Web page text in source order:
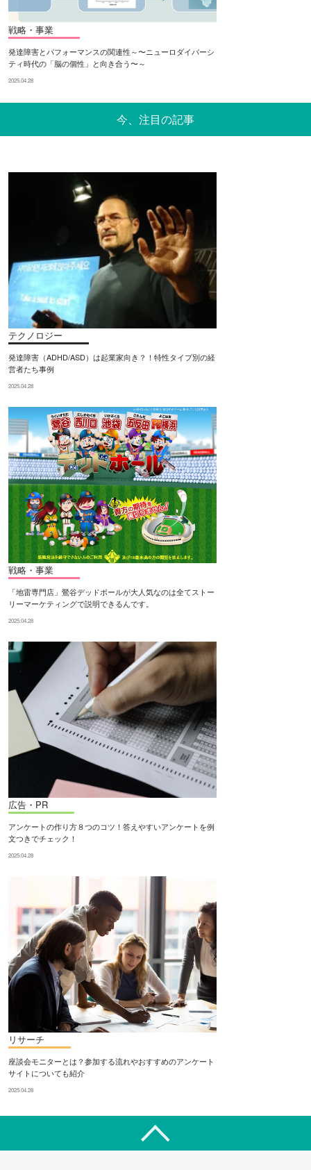
戦略・事業
発達障害とパフォーマンスの関連性～〜ニューロダイバーシ
ティ時代の「脳の個性」と向き合う〜～
2025.04.28
今、注目の記事
テクノロジー
発達障害（ADHD/ASD）は起業家向き？！特性タイプ別の経
営者たち事例
2025.04.28
戦略・事業
「地雷専門店」鶯谷デッドボールが大人気なのは全てストー
リーマーケティングで説明できるんです。
2025.04.28
広告・PR
アンケートの作り方８つのコツ！答えやすいアンケートを例
文つきでチェック！
2025.04.28
リサーチ
座談会モニターとは？参加する流れやおすすめのアンケート
サイトについても紹介
2025.04.28